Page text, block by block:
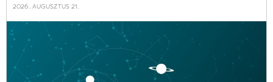
2026. augusztus 21.